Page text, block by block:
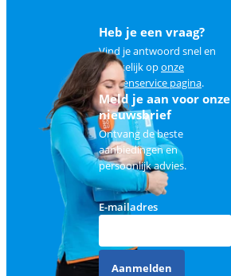
Heb je een vraag?
Vind je antwoord snel en
makkelijk oponze
klantenservice pagina.
Meld je aan voor onze
nieuwsbrief
Ontvang de beste
aanbiedingen en
persoonlijk advies.
E-mailadres
Aanmelden